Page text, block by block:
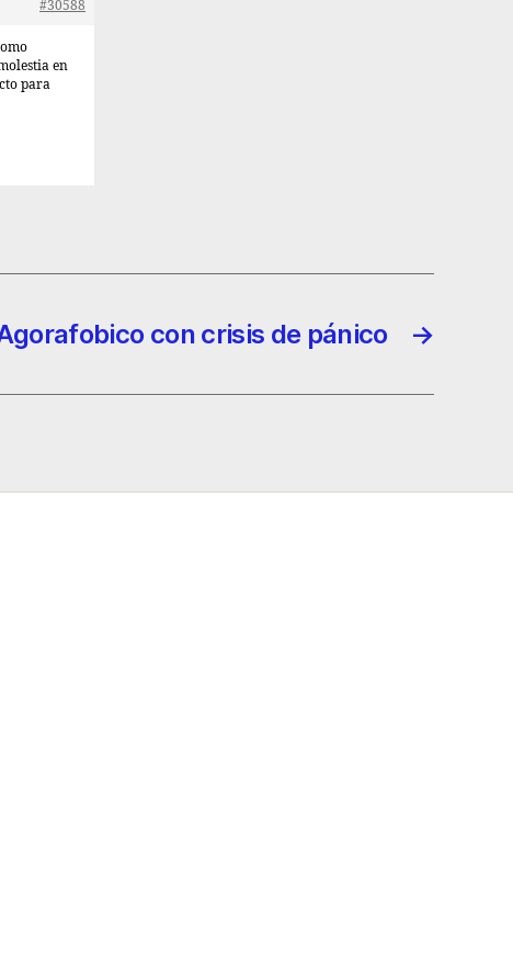
#30588
en
para
→
Agorafobico con crisis de pánico